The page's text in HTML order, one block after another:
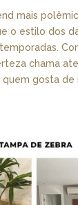
mais
o estilo dos
chama
gosta de